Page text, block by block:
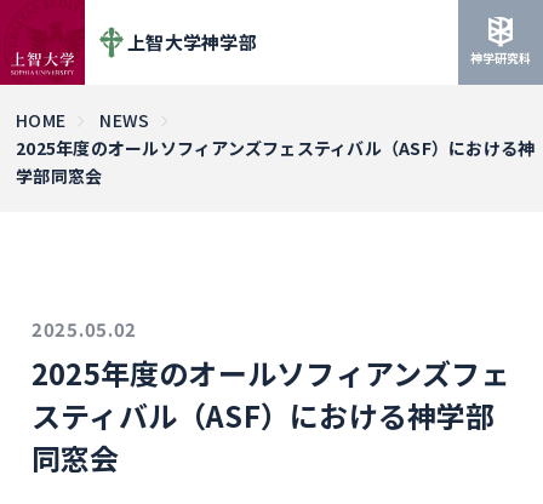
上智大学神学部
神学研究科
HOME
NEWS
2025年度のオールソフィアンズフェスティバル（ASF）における神
学部同窓会
2025.05.02
2025年度のオールソフィアンズフェ
スティバル（ASF）における神学部
同窓会